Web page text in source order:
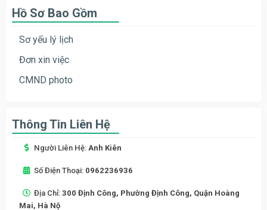
Hồ Sơ Bao Gồm
Sơ yếu lý lịch
Đơn xin việc
CMND photo
Thông Tin Liên Hệ
Người Liên Hệ: Anh Kiên
Số Điện Thoại: 0962236936
Địa Chỉ: 300 Định Công, Phường Định Công, Quận Hoàng
Mai, Hà Nộ